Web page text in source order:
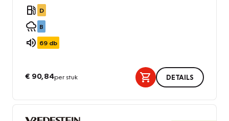
D
B
69 db
€ 90,84per stuk DETAILS